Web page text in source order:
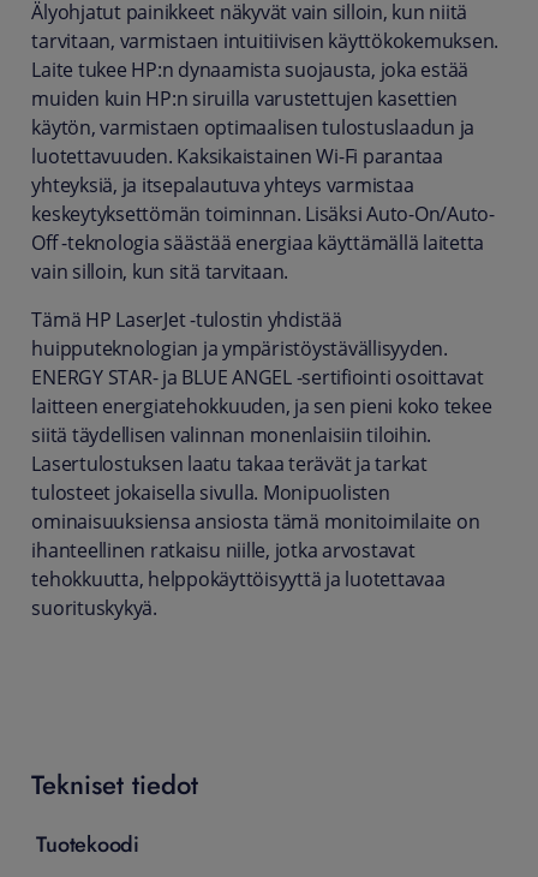
Älyohjatut painikkeet näkyvät vain silloin, kun niitä
tarvitaan, varmistaen intuitiivisen käyttökokemuksen.
Laite tukee HP:n dynaamista suojausta, joka estää
muiden kuin HP:n siruilla varustettujen kasettien
käytön, varmistaen optimaalisen tulostuslaadun ja
luotettavuuden. Kaksikaistainen Wi-Fi parantaa
yhteyksiä, ja itsepalautuva yhteys varmistaa
keskeytyksettömän toiminnan. Lisäksi Auto-On/Auto-
Off -teknologia säästää energiaa käyttämällä laitetta
vain silloin, kun sitä tarvitaan.
Tämä HP LaserJet -tulostin yhdistää
huipputeknologian ja ympäristöystävällisyyden.
ENERGY STAR- ja BLUE ANGEL -sertifiointi osoittavat
laitteen energiatehokkuuden, ja sen pieni koko tekee
siitä täydellisen valinnan monenlaisiin tiloihin.
Lasertulostuksen laatu takaa terävät ja tarkat
tulosteet jokaisella sivulla. Monipuolisten
ominaisuuksiensa ansiosta tämä monitoimilaite on
ihanteellinen ratkaisu niille, jotka arvostavat
tehokkuutta, helppokäyttöisyyttä ja luotettavaa
suorituskykyä.
Tekniset tiedot
Tuotekoodi